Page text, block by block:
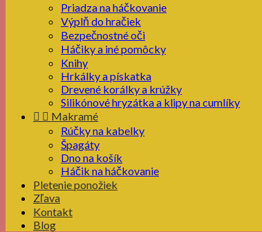
Priadza na háčkovanie
Výplň do hračiek
Bezpečnostné oči
Háčiky a iné pomôcky
Knihy
Hrkálky a pískatka
Drevené korálky a krúžky
Silikónové hryzátka a klipy na cumlíky
  Makramé
Rúčky na kabelky
Špagáty
Dno na košík
Háčik na háčkovanie
Pletenie ponožiek
Zľava
Kontakt
Blog